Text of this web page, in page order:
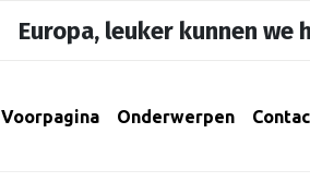
Europa, leuker kunnen
Voorpagina Onderwerpen